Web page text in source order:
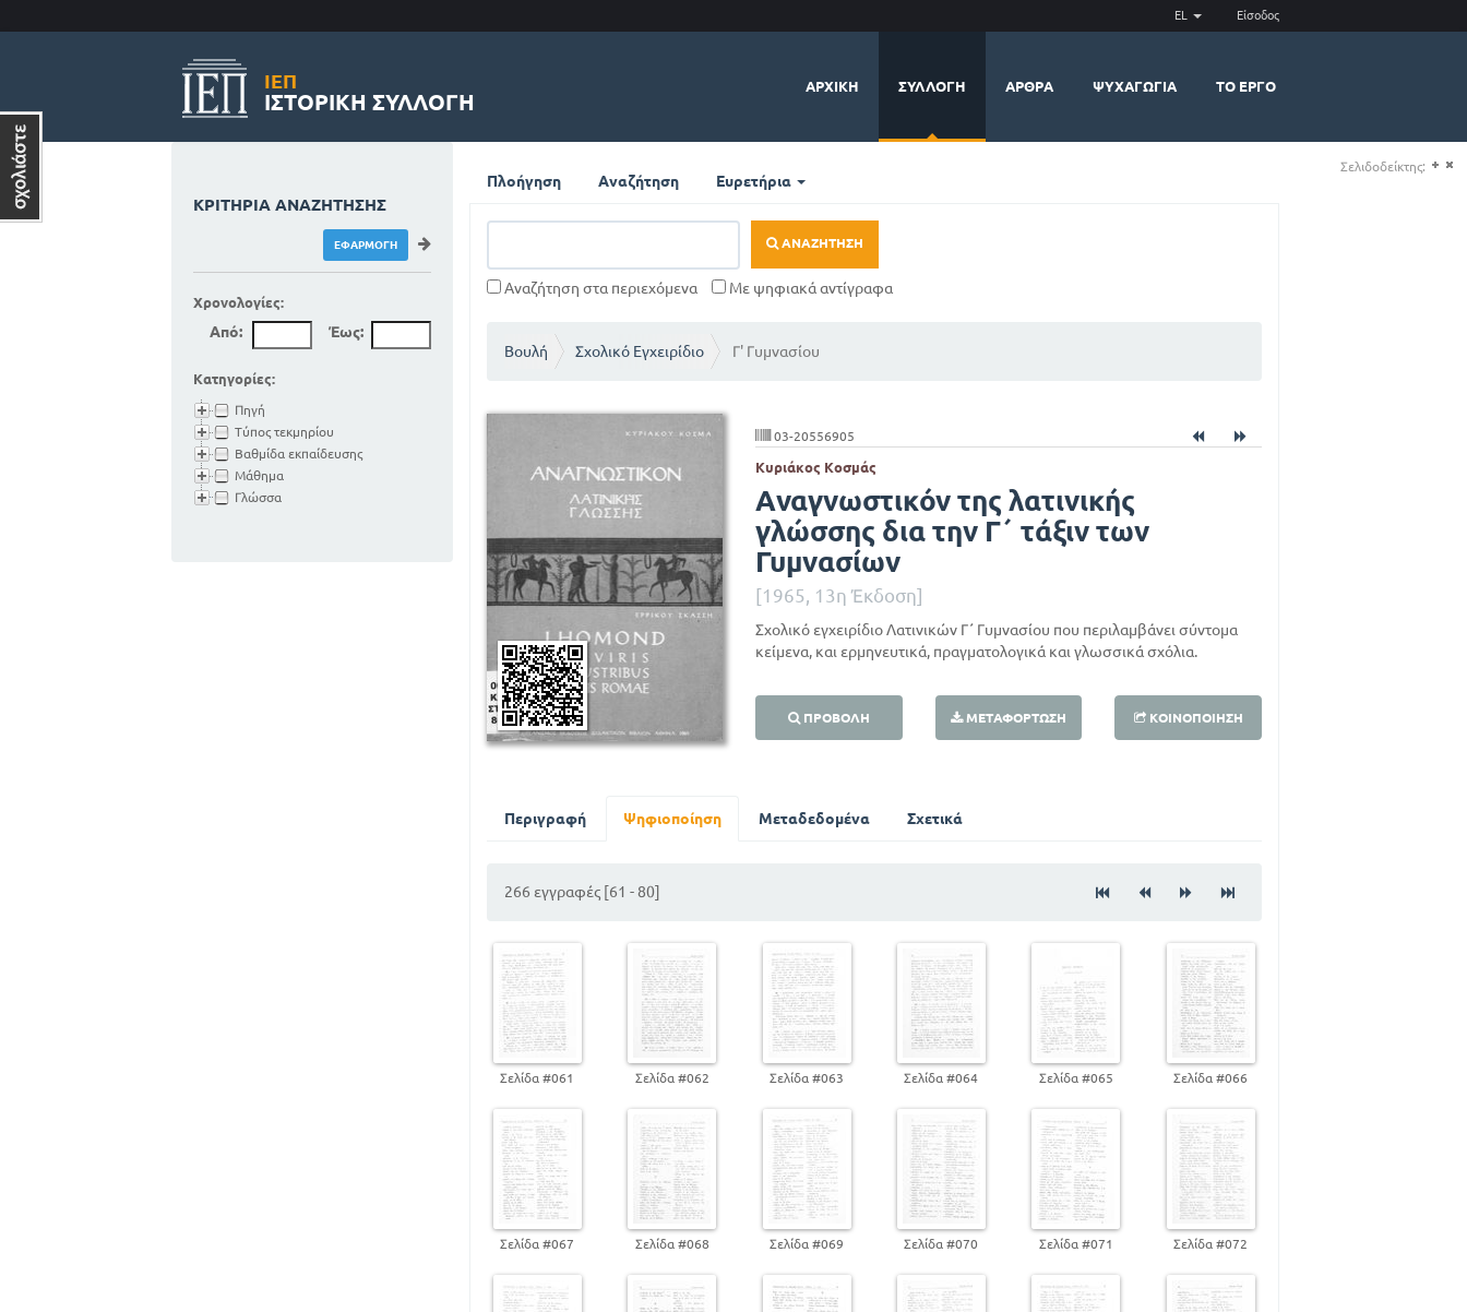
EL Είσοδος
ΙΕΠ
ΙΣΤΟΡΙΚΉ ΣΥΛΛΟΓΉ
ΑΡΧΙΚΉ ΣΥΛΛΟΓΉ ΆΡΘΡΑ ΨΥΧΑΓΩΓΊΑ ΤΟ ΈΡΓΟ
Πλοήγηση Αναζήτηση Ευρετήρια
ΑΝΑΖΉΤΗΣΗ
Αναζήτηση στα περιεχόμενα Με ψηφιακά αντίγραφα
Βουλή Σχολικό Εγχειρίδιο Γ' Γυμνασίου
03-20556905
Κυριάκος Κοσμάς
Αναγνωστικόν της λατινικής
γλώσσης δια την Γ΄ τάξιν των
Γυμνασίων
[1965, 13η Έκδοση]
Σχολικό εγχειρίδιο Λατινικών Γ΄ Γυμνασίου που περιλαμβάνει σύντομα
κείμενα, και ερμηνευτικά, πραγματολογικά και γλωσσικά σχόλια.
ΠΡΟΒΟΛΉ ΜΕΤΑΦΌΡΤΩΣΗ ΚΟΙΝΟΠΟΊΗΣΗ
Περιγραφή Ψηφιοποίηση Μεταδεδομένα Σχετικά
266 εγγραφές [61 - 80]
Σελίδα #061 Σελίδα #062 Σελίδα #063 Σελίδα #064 Σελίδα #065 Σελίδα #066
Σελίδα #067 Σελίδα #068 Σελίδα #069 Σελίδα #070 Σελίδα #071 Σελίδα #072
ΚΡΙΤΉΡΙΑ ΑΝΑΖΉΤΗΣΗΣ
Χρονολογίες:
Από: Έως:
Κατηγορίες:
Πηγή
Τύπος τεκμηρίου
Βαθμίδα εκπαίδευσης
Μάθημα
Γλώσσα
Σελιδοδείκτης: